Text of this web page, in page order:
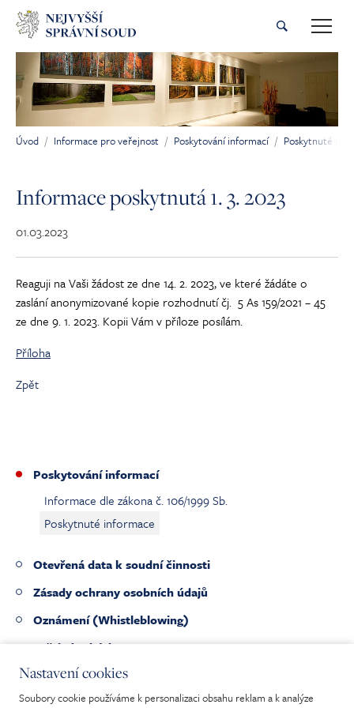
Přeskočit na hlavní obsah
Jsi tady:
Úvod Informace pro veřejnost Poskytování informací Poskytnuté
Informace poskytnutá 1. 3. 2023
01.03.2023
Reaguji na Vaši žádost ze dne 14. 2. 2023, ve které žádáte o
zaslání anonymizované kopie rozhodnutí čj. 5 As 159/2021 – 45
ze dne 9. 1. 2023. Kopii Vám v příloze posílám.
Příloha
Zpět
Poskytování informací
Informace dle zákona č. 106/1999 Sb.
Poskytnuté informace
Otevřená data k soudní činnosti
Zásady ochrany osobních údajů
Oznámení (Whistleblowing)
Veřejné zakázky
Pracovní nabídky
Nabídka nepotřebného majetku
Nastavení cookies
Soubory cookie používáme k personalizaci obsahu reklam a k analýze